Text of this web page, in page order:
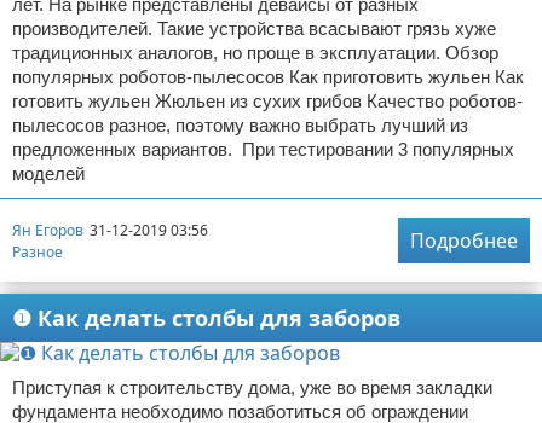
лет. На рынке представлены девайсы от разных
производителей. Такие устройства всасывают грязь хуже
традиционных аналогов, но проще в эксплуатации. Обзор
популярных роботов-пылесосов Как приготовить жульен Как
готовить жульен Жюльен из сухих грибов Качество роботов-
пылесосов разное, поэтому важно выбрать лучший из
предложенных вариантов. При тестировании 3 популярных
моделей
Ян Егоров 31-12-2019 03:56
Разное
Подробнее
❶ Как делать столбы для заборов
Приступая к строительству дома, уже во время закладки
фундамента необходимо позаботиться об ограждении